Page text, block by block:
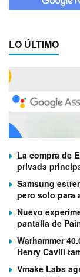
LO ÚLTIMO
La compra de
privada
Samsung
pero solo para
Nuevo
pantalla de
Warhammer
Henry Cavill
Vmake Labs